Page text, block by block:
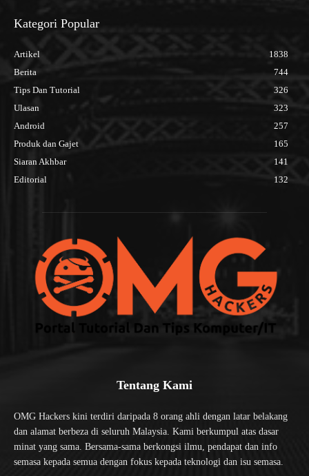
Kategori Popular
Artikel
1838
Berita
744
Tips Dan Tutorial
326
Ulasan
323
Android
257
Produk dan Gajet
165
Siaran Akhbar
141
Editorial
132
Tentang Kami
OMG Hackers kini terdiri daripada 8 orang ahli dengan latar belakang
dan alamat berbeza di seluruh Malaysia. Kami berkumpul atas dasar
minat yang sama. Bersama-sama berkongsi ilmu, pendapat dan info
semasa kepada semua dengan fokus kepada teknologi dan isu semasa.